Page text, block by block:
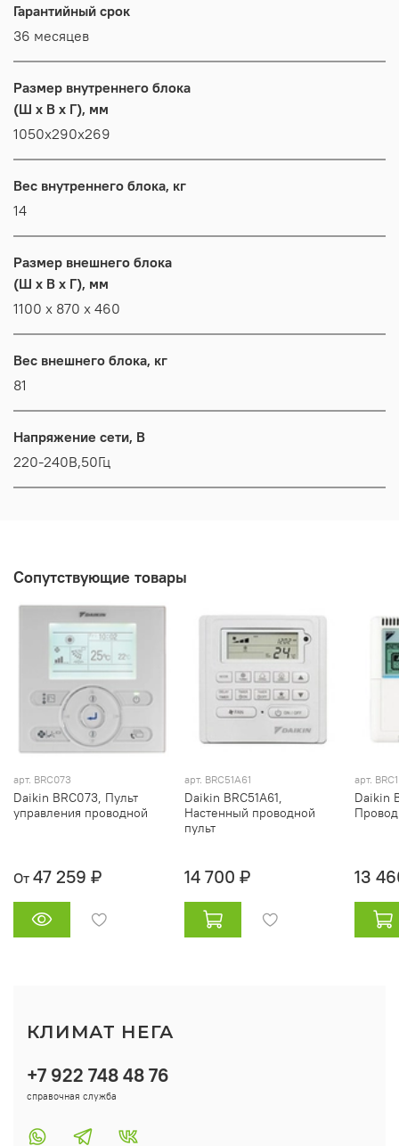
Гарантийный срок
36 месяцев
Размер внутреннего блока
(Ш x В x Г), мм
1050x290x269
Вес внутреннего блока, кг
14
Размер внешнего блока
(Ш x В x Г), мм
1100 x 870 x 460
Вес внешнего блока, кг
81
Напряжение сети, В
220-240В,50Гц
Сопутствующие товары
арт. BRC073
Daikin BRC073, Пульт
управления проводной
От 47 259 ₽
арт. BRC51A61
Daikin BRC51A61,
Настенный проводной
пульт
14 700 ₽
арт.
Daikin
13
+7 922 748 48 76
справочная служба
КЛИМАТ НЕГА